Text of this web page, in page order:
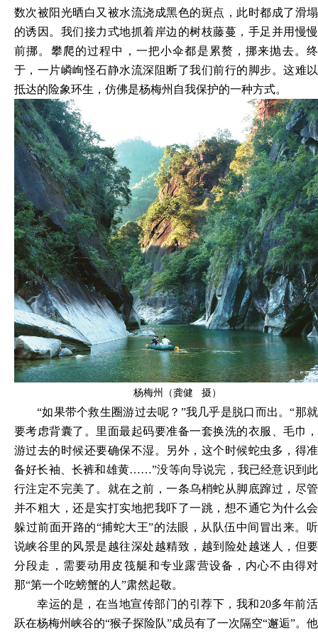
数次被阳光晒白又被水流浇成黑色的斑点，此时都成了滑塌
的诱因。我们接力式地抓着岸边的树枝藤蔓，手足并用慢慢
前挪。攀爬的过程中，一把小伞都是累赘，挪来抛去。终
于，一片嶙峋怪石静水流深阻断了我们前行的脚步。这难以
抵达的险象环生，仿佛是杨梅州自我保护的一种方式。
杨梅州（龚健 摄）
“如果带个救生圈游过去呢？”我几乎是脱口而出。“那就
要考虑背囊了。里面最起码要准备一套换洗的衣服、毛巾，
游过去的时候还要确保不湿。另外，这个时候蛇虫多，得准
备好长袖、长裤和雄黄……”没等向导说完，我已经意识到此
行注定不完美了。就在之前，一条乌梢蛇从脚底蹿过，尽管
并不粗大，还是实打实地把我吓了一跳，想不通它为什么会
躲过前面开路的“捕蛇大王”的法眼，从队伍中间冒出来。听
说峡谷里的风景是越往深处越精致，越到险处越迷人，但要
分段走，需要动用皮筏艇和专业露营设备，内心不由得对
那“第一个吃螃蟹的人”肃然起敬。
幸运的是，在当地宣传部门的引荐下，我和20多年前活
跃在杨梅州峡谷的“猴子探险队”成员有了一次隔空“邂逅”。他